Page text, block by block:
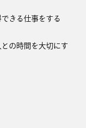
きる仕事をする
の時間を大切にす